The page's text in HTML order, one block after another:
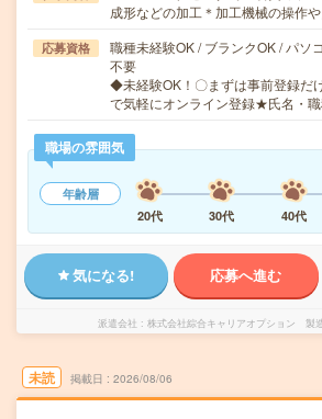
成形などの加工＊加工機械の操作
応募資格
職種未経験OK / ブランクOK / パソ
不要
◆未経験OK！〇まずは事前登録だ
で気軽にオンライン登録★氏名・
職場の雰囲気
年齢層
20代
30代 40代
気になる! 応募へ進む
派遣会社 株式会社綜合キャリアオプション 製
未読 掲載日 2026/08/06